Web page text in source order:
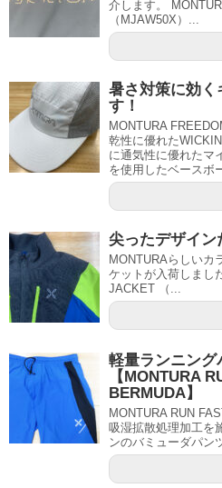
介します。
（MJAW50X）...
暑さ対策に効く
す！
MONTURA
乾性に優れた
に通気性に優れたマ
を使用したベースボ
尖ったデザイン
MONTURAらしいカ
ケットが入荷しまし
JACKET （...
軽量ランニング
【MONTURA
BERMUDA】
MONTURA RUN
吸湿拡散処理加工を
ンのバミューダパン